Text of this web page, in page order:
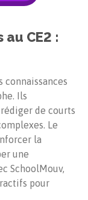
CE2 :
connaissances
Ils
de courts
Le
la
une
SchoolMouv,
pour